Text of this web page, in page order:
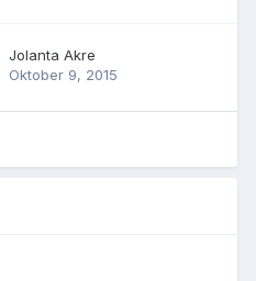
Jolanta Akre
Oktober 9, 2015